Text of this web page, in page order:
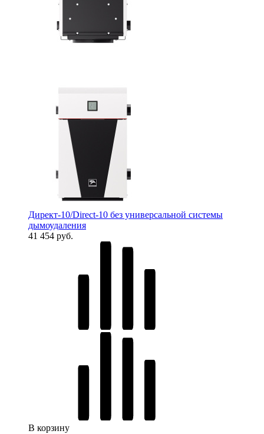
Директ-10/Direct-10 без универсальной системы
дымоудаления
41 454 руб.
В корзину